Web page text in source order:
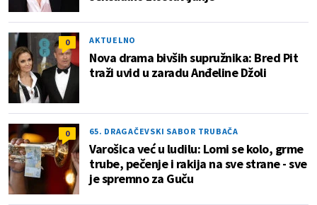
0 AKTUELNO
Nova drama bivših supružnika: Bred Pit
traži uvid u zaradu Anđeline Džoli
0 65. DRAGAČEVSKI SABOR TRUBAČA
Varošica već u ludilu: Lomi se kolo, grme
trube, pečenje i rakija na sve strane - sve
je spremno za Guču